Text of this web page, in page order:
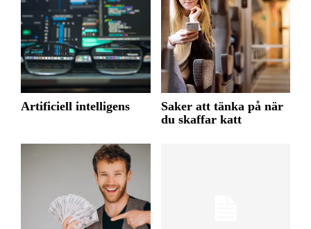
Artificiell intelligens
Saker att tänka på när
du skaffar katt